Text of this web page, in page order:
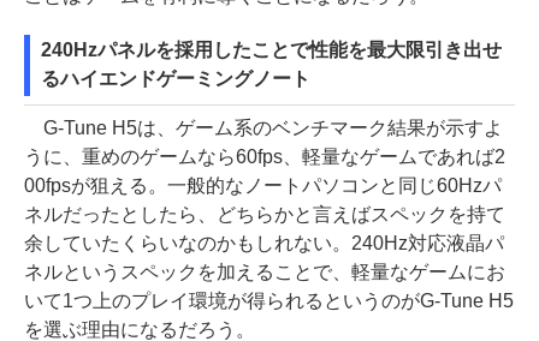
240Hzパネルを採用したことで性能を最大限引き出せ
るハイエンドゲーミングノート
G-Tune H5は、ゲーム系のベンチマーク結果が示すよ
うに、重めのゲームなら60fps、軽量なゲームであれば2
00fpsが狙える。一般的なノートパソコンと同じ60Hzパ
ネルだったとしたら、どちらかと言えばスペックを持て
余していたくらいなのかもしれない。240Hz対応液晶パ
ネルというスペックを加えることで、軽量なゲームにお
いて1つ上のプレイ環境が得られるというのがG-Tune H5
を選ぶ理由になるだろう。